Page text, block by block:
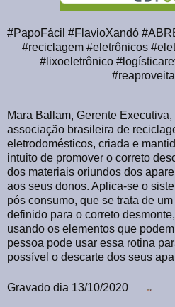
#PapoFácil #FlavioXandó
#reciclagem #eletrônicos
#lixoeletrônico
Mara Ballam, Gerente
associação brasileira de
eletrodomésticos, criada e
intuito de promover o correto
dos materiais oriundos dos
aos seus donos. Aplica-se o
pós consumo, que se trata de
definido para o correto
usando os elementos que
pessoa pode usar essa rotina
possível o descarte dos seus
Gravado dia 13/10/2020